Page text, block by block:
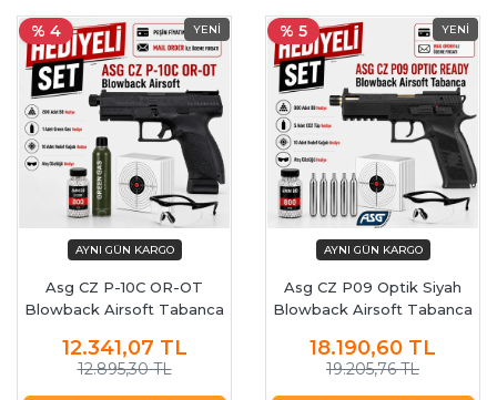
% 4
Asg CZ P-10C OR-OT
Blowback Airsoft Tabanca
12.341,07 TL
12.895,30 TL
% 5
Asg CZ P09 Optik Siyah
Blowback Airsoft Tabanca
18.190,60 TL
19.205,76 TL